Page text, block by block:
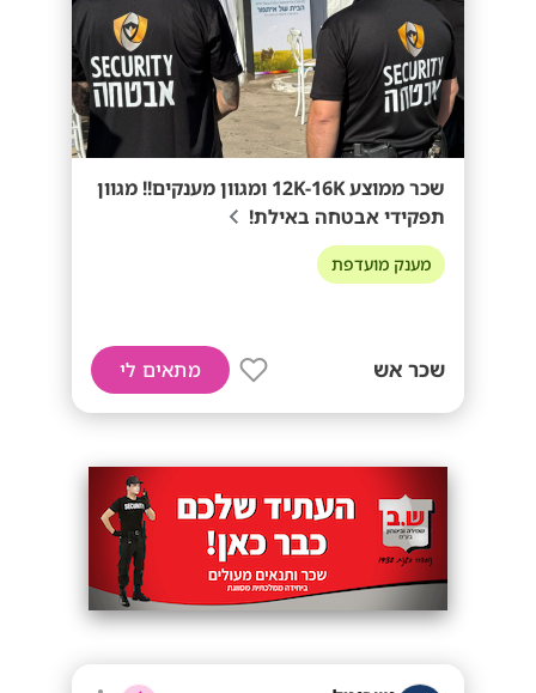
שכר ממוצע 12K-16K ומגוון מענקים!! מגוון
תפקידי אבטחה באילת!
מענק מועדפת
שכר אש מתאים לי